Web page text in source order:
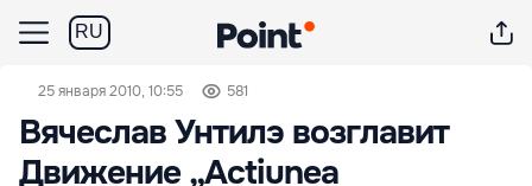
RU
25 января 2010, 10:55 581
Вячеслав Унтилэ возглавит
Движение „Actiunea